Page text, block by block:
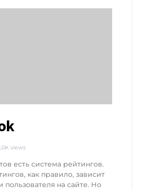
views
есть система рейтингов.
как правило, зависит
пользователя на сайте. Но